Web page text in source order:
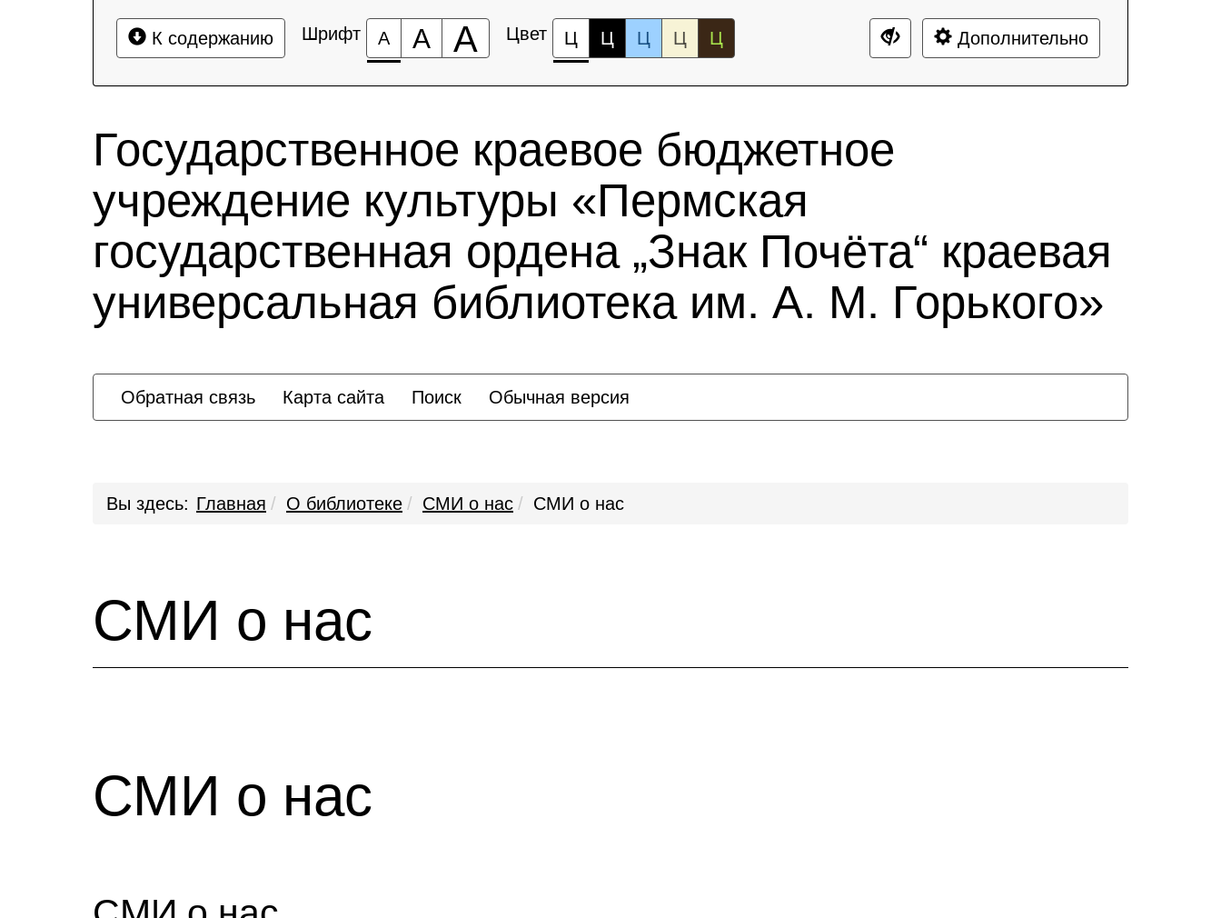
К содержанию Шрифт А А А Цвет Ц Ц Ц Ц Ц Дополнительно
Государственное краевое бюджетное
учреждение культуры «Пермская
государственная ордена „Знак Почёта“ краевая
универсальная библиотека им. А. М. Горького»
Обратная связь Карта сайта Поиск Обычная версия
Вы здесь: Главная О библиотеке СМИ о нас СМИ о нас
СМИ о нас
СМИ о нас